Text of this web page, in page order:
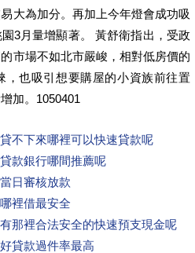
大為加分。再加上今年燈會成功吸
3月量增顯著。 黃舒衛指出，受政
市場不如北市嚴峻，相對低房價的
，也吸引想要購屋的小資族前往置
加。1050401
不下來哪裡可以快速貸款呢
款銀行哪間推薦呢
日審核放款
裡借最安全
那裡合法安全的快速預支現金呢
貸款過件率最高